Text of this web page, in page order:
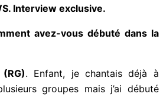
sera très prochainement
avez-vous débuté dans la
. Enfant, je chantais déjà à